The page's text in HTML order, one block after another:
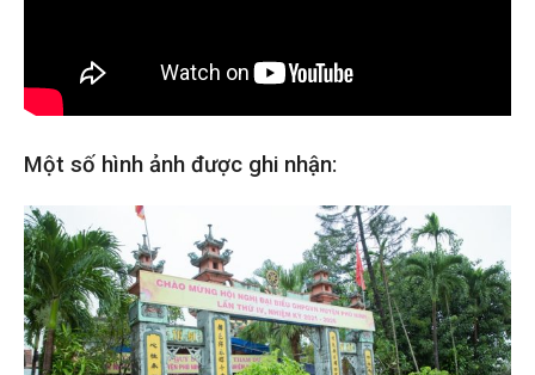
Một số hình ảnh được ghi nhận: